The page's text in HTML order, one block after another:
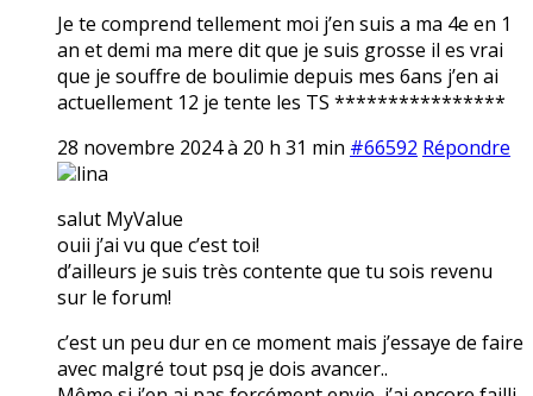
Je te comprend tellement moi j’en suis a ma 4e en 1
an et demi ma mere dit que je suis grosse il es vrai
que je souffre de boulimie depuis mes 6ans j’en ai
actuellement 12 je tente les TS ****************
28 novembre 2024 à 20 h 31 min #66592 Répondre
lina
salut MyValue
ouii j’ai vu que c’est toi!
d’ailleurs je suis très contente que tu sois revenu
sur le forum!
c’est un peu dur en ce moment mais j’essaye de faire
avec malgré tout psq je dois avancer..